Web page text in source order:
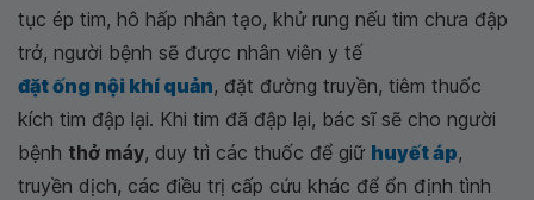
tục ép tim, hô hấp nhân tạo, khử rung nếu tim chưa đập
trở, người bệnh sẽ được nhân viên y tế
đặt ống nội khí quản, đặt đường truyền, tiêm thuốc
kích tim đập lại. Khi tim đã đập lại, bác sĩ sẽ cho người
bệnh thở máy, duy trì các thuốc để giữ huyết áp,
truyền dịch, các điều trị cấp cứu khác để ổn định tình